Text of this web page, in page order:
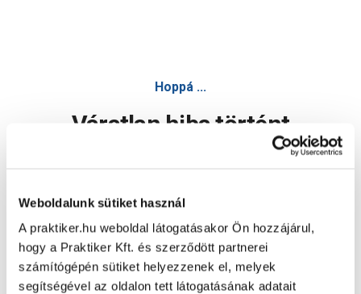
Weboldalunk sütiket használ
A praktiker.hu weboldal látogatásakor Ön hozzájárul,
hogy a Praktiker Kft. és szerződött partnerei
számítógépén sütiket helyezzenek el, melyek
segítségével az oldalon tett látogatásának adatait
Hoppá ...
Váratlan hiba történt
Oldal újratöltése